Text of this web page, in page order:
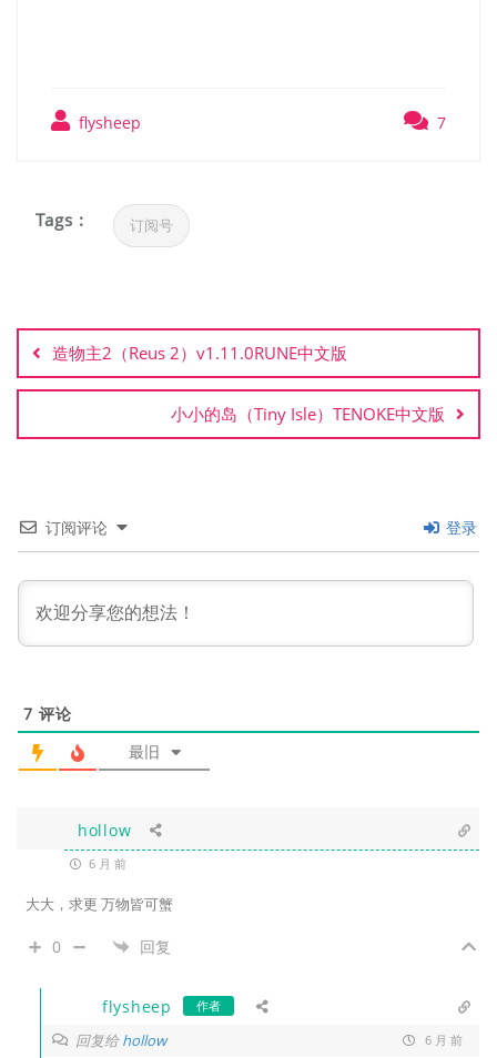
flysheep 7
Tags : 订阅号
章
导
航
造物主2（Reus 2）v1.11.0RUNE中文版
小小的岛（Tiny Isle）TENOKE中文版
订阅评论 登录
7 评论
最旧
hollow
6 月 前
大大，求更 万物皆可蟹
0 回复
flysheep 作者
回复给hollow 6 月 前